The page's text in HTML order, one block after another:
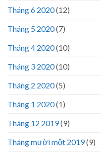
Tháng 6 2020(12)
Tháng 5 2020(7)
Tháng 4 2020(10)
Tháng 3 2020(10)
Tháng 2 2020(5)
Tháng 1 2020(1)
Tháng 12 2019(9)
Tháng mười một 2019(9)